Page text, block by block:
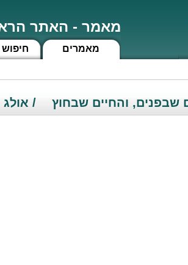
מאמר - האתר
מאמרים
שבפנים, והחיים שבחוץ / אולג